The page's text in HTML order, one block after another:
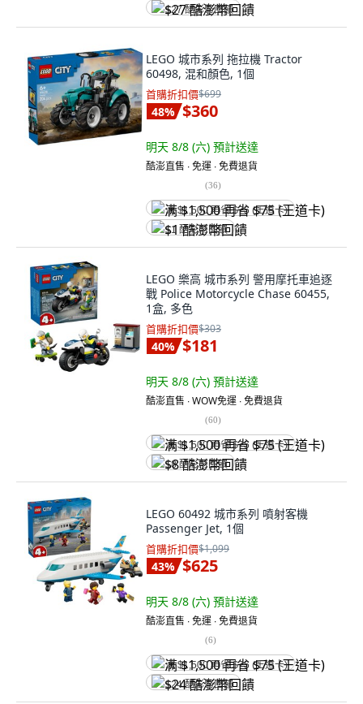
$27 酷澎幣回饋
LEGO 城市系列 拖拉機 Tractor
60498, 混和顏色, 1個
首購折扣價$699
48% $360
明天 8/8 (六) 預計送達
酷澎直售 ∙ 免運 ∙ 免費退貨
(36)
满 $1,500 再省 $75 (王道卡)
$1 酷澎幣回饋
LEGO 樂高 城市系列 警用摩托車追逐
戰 Police Motorcycle Chase 60455,
1盒, 多色
首購折扣價$303
40% $181
明天 8/8 (六) 預計送達
酷澎直售 ∙ WOW免運 ∙ 免費退貨
(60)
满 $1,500 再省 $75 (王道卡)
$8 酷澎幣回饋
LEGO 60492 城市系列 噴射客機
Passenger Jet, 1個
首購折扣價$1,099
43% $625
明天 8/8 (六) 預計送達
酷澎直售 ∙ 免運 ∙ 免費退貨
(6)
满 $1,500 再省 $75 (王道卡)
$24 酷澎幣回饋